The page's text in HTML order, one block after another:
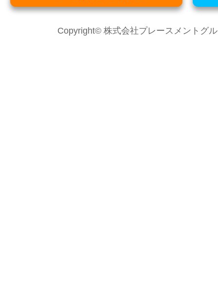
Copyright© 株式会社プレースメントグ